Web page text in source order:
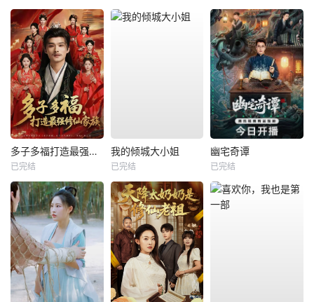
多子多福打造最强修仙家族
已完结
我的倾城大小姐
已完结
幽宅奇谭
已完结